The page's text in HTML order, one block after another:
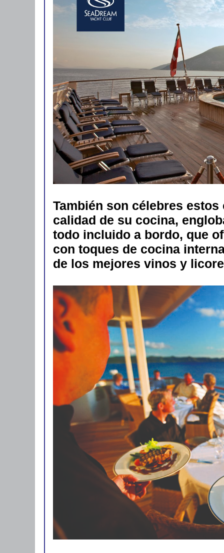
También son célebres
calidad de su cocina,
todo incluido a bordo, que
con toques de cocina
de los mejores vinos y